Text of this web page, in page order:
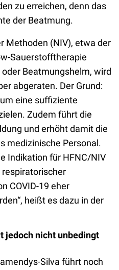
zu erreichen, denn das
der Beatmung.
Methoden (NIV), etwa der
Sauerstofftherapie
Beatmungshelm, wird
abgeraten. Der Grund:
eine suffiziente
Zudem führt die
und erhöht damit die
medizinische Personal.
Indikation für HFNC/NIV
COVID-19 eher
heißt es dazu in der
jedoch nicht unbedingt
Silva führt noch